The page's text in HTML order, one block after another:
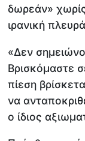
δωρεάν»
ιρανική
«Δεν
Βρισκόμαστε
πίεση
να
ο ίδιος